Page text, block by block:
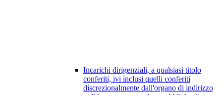
Incarichi dirigenziali, a qualsiasi titolo
conferiti, ivi inclusi quelli conferiti
discrezionalmente dall'organo di indirizzo